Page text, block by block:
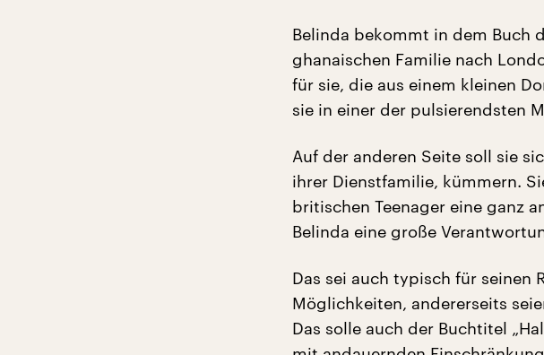
Belinda bekommt in dem Buch
ghanaischen Familie nach
für sie, die aus einem kleinen
sie in einer der pulsierendsten
Auf der anderen Seite soll sie
ihrer Dienstfamilie, kümmern.
britischen Teenager eine ganz
Belinda eine große
Das sei auch typisch für seinen
Möglichkeiten, andererseits
Das solle auch der Buchtitel